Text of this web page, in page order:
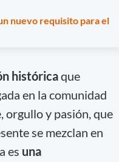
nuevo requisito para el
históricaque
en la comunidad
orgullo y pasión, que
se mezclan en
es una